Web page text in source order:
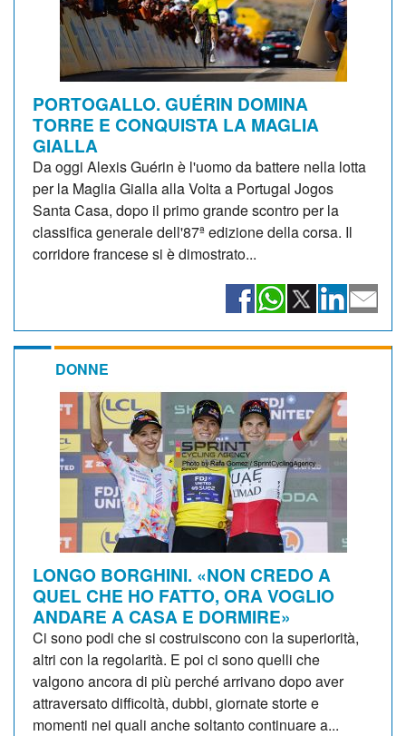
PORTOGALLO. GUÉRIN DOMINA
TORRE E CONQUISTA LA MAGLIA
GIALLA
Da oggi Alexis Guérin è l'uomo da battere nella lotta
per la Maglia Gialla alla Volta a Portugal Jogos
Santa Casa, dopo il primo grande scontro per la
classifica generale dell'87ª edizione della corsa. Il
corridore francese si è dimostrato...
DONNE
LONGO BORGHINI. «NON CREDO A
QUEL CHE HO FATTO, ORA VOGLIO
ANDARE A CASA E DORMIRE»
Ci sono podi che si costruiscono con la superiorità,
altri con la regolarità. E poi ci sono quelli che
valgono ancora di più perché arrivano dopo aver
attraversato difficoltà, dubbi, giornate storte e
momenti nei quali anche soltanto continuare a...